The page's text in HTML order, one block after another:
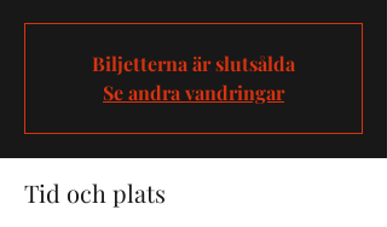
Biljetterna är slutsålda
Se andra vandringar
Tid och plats